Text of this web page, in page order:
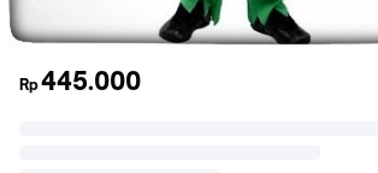
Rp445.000